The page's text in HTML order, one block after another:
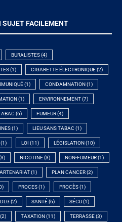
SUJET FACILEMENT
BURALISTES(4)
(1) CIGARETTE ÉLECTRONIQUE(2)
(1) CONDAMNATION(1)
(1) ENVIRONNEMENT(7)
(6) FUMEUR(4)
(1) LIEU SANS TABAC (1)
(1) LOI (11) LÉGISLATION(10)
NICOTINE(3) NON-FUMEUR(1)
(1) PLAN CANCER(2)
PROCES(1) PROCÈS(1)
(2) SANTÉ(6) SÉCU(1)
(2) TAXATION(11) TERRASSE(3)